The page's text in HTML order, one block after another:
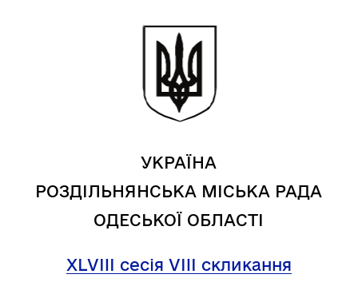
УКРАЇНА
РОЗДІЛЬНЯНСЬКА МІСЬКА РАДА
ОДЕСЬКОЇ ОБЛАСТІ
XLVIII сесія VIII скликання